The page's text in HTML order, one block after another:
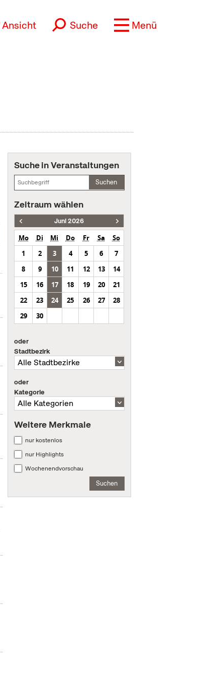
Ansicht Suche Menü
Suche in Veranstaltungen
Suchen
Zeitraum wählen
Juni 2026
Mo Di Mi Do Fr Sa
So
1
2 3 4 5 6
7
8
9 10 11 12 13
14
15
16 17 18 19 20
21
22
23 24 25 26 27
28
29
30
oder
Stadtbezirk
oder
Kategorie
Weitere Merkmale
nur kostenlos
nur Highlights
Wochenendvorschau
Suchen